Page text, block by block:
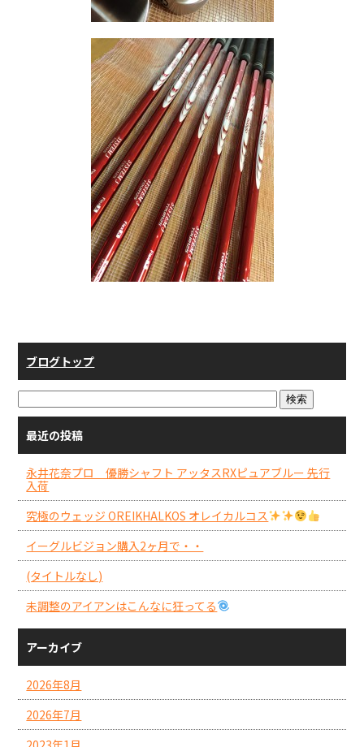
ブログトップ
最近の投稿
永井花奈プロ 優勝シャフト アッタスRXピュアブルー 先行
入荷
究極のウェッジ OREIKHALKOS オレイカルコス
イーグルビジョン購入2ヶ月で・・
(タイトルなし)
未調整のアイアンはこんなに狂ってる
アーカイブ
2026年8月
2026年7月